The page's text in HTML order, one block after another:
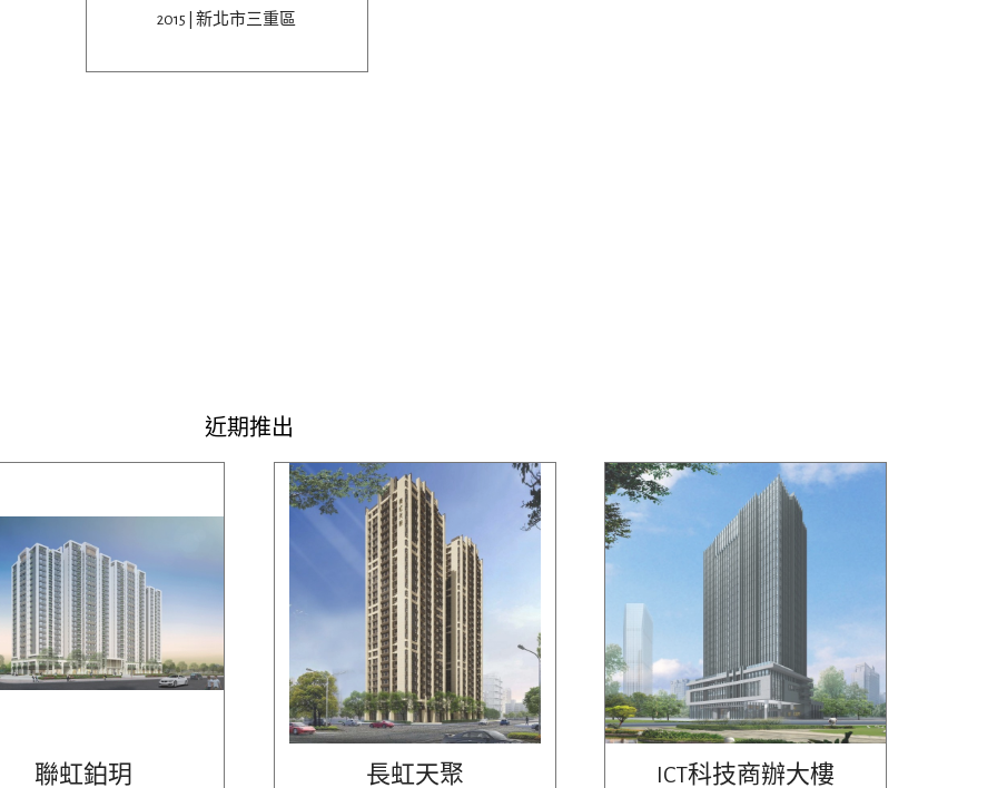
2015 | 新北市三重區
近期推出
聯虹鉑玥 長虹天聚 ICT科技商辦大樓